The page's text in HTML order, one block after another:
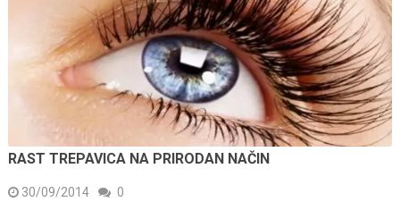
RAST TREPAVICA NA PRIRODAN NAČIN
30/09/2014 0